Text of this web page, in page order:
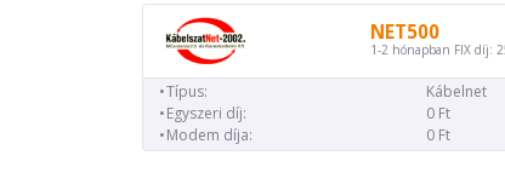
NET500
1-2 hónapban FIX díj:
Típus:
Kábelnet
Egyszeri díj:
0 Ft
Modem díja:
0 Ft